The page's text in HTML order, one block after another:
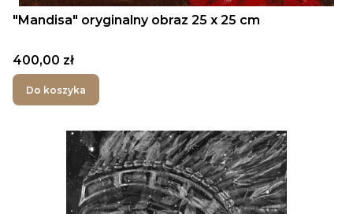
"Mandisa" oryginalny obraz 25 x 25 cm
Cena
400,00 zł
Do koszyka